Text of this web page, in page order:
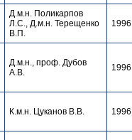
Д.м.н. Поликарпов
Л.С., Д.м.н. Терещенко
В.П.
1996
Д.м.н., проф. Дубов
А.В.
1996
К.м.н. Цуканов В.В. 1996